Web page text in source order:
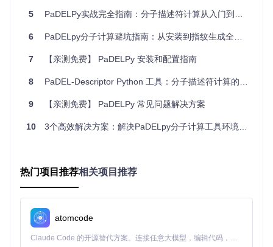
装：
git clone https://gitcode.com/gh_mirrors/pa/padelpy
padelpy
# 进入项目目录
pip install . # 本地安装PaDELpy
进阶优化方案
🔧 配置国内PyPI镜像源，提高下载速度和稳定性：
pip config set global.index-url https://
在项目环境中使用虚拟环境（如venv或conda）隔离依赖
定期更新pip和相关依赖包
问题二：运行障碍：Java环境不兼容
问题场景
5 PaDELPy实战完全指南：分子描述符计算从入门到精通
6 PaDELpy分子计算避坑指南：从安装到指纹生成全流程
7 【亲测免费】 PaDELPy 安装和配置指南
8 PaDEL-Descriptor Python 工具：分子描述符计算的高效解决方案
9 【亲测免费】 PaDELPy 常见问题解决方案
10 3个高效解决方案：解决PaDELpy分子计算工具环境配置与功能使用难题
热门项目推荐相关项目推荐
atomcode
Claude Code 的开源替代方案。连接任意大模型，编辑代码，运行命令，自动验证 — 全自动执行。用 Rust 构建，极致性能。 ｜ An open-source alternative to Claude Code. Connect any LLM, edit code, run commands, and verify changes — autonomously. Built in Rust for speed. Get Started